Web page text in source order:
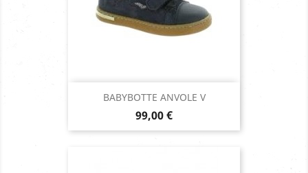
BABYBOTTE ANVOLE V
Prix
99,00 €